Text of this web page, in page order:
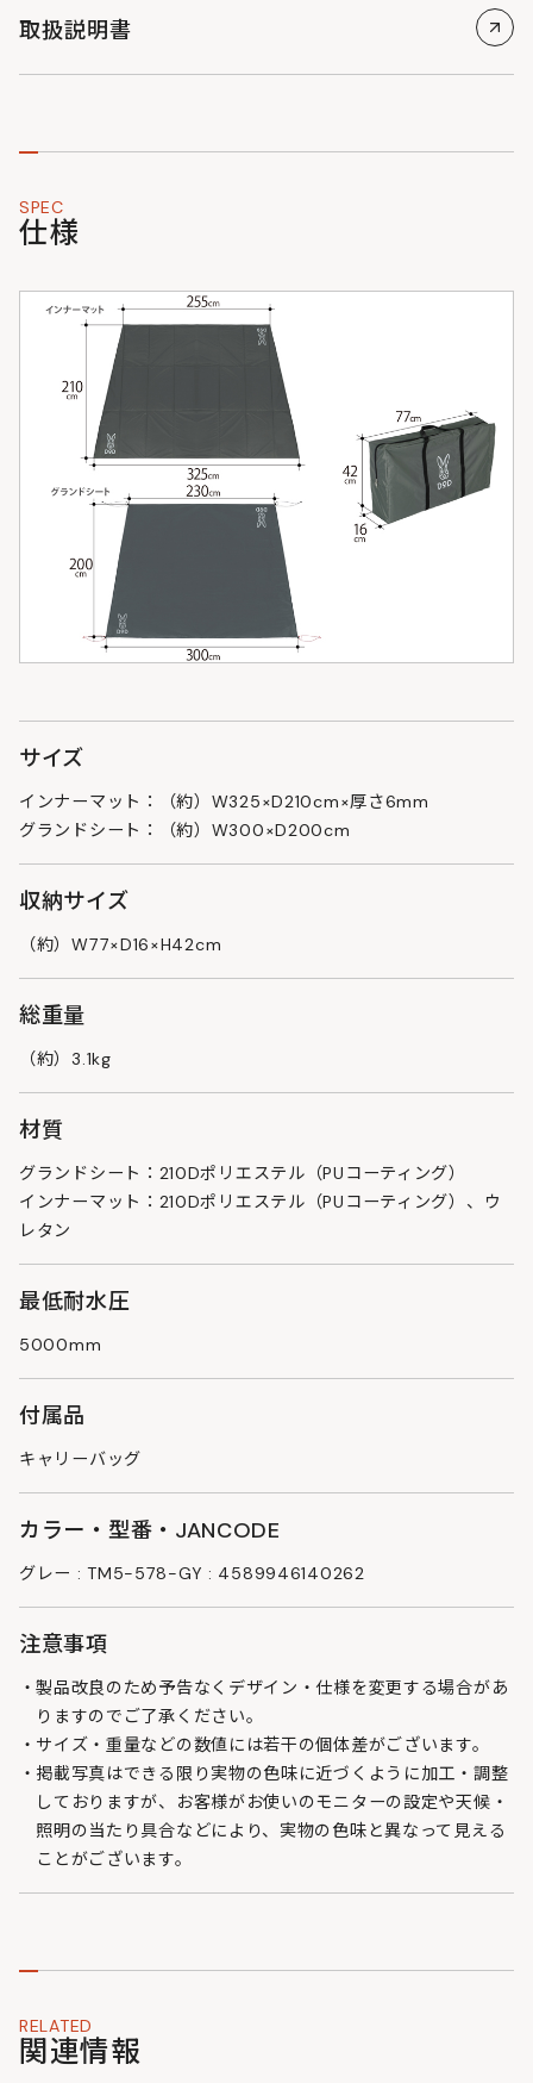
取扱説明書
SPEC
仕様
サイズ
インナーマット：（約）W325×D210cm×厚さ6mm
グランドシート：（約）W300×D200cm
収納サイズ
（約）W77×D16×H42cm
総重量
（約）3.1kg
材質
グランドシート：210Dポリエステル（PUコーティング）
インナーマット：210Dポリエステル（PUコーティング）、ウ
レタン
最低耐水圧
5000mm
付属品
キャリーバッグ
カラー・型番・JANCODE
グレー : TM5-578-GY : 4589946140262
注意事項
製品改良のため予告なくデザイン・仕様を変更する場合があ
りますのでご了承ください。
サイズ・重量などの数値には若干の個体差がございます。
掲載写真はできる限り実物の色味に近づくように加工・調整
しておりますが、お客様がお使いのモニターの設定や天候・
照明の当たり具合などにより、実物の色味と異なって見える
ことがございます。
RELATED
関連情報